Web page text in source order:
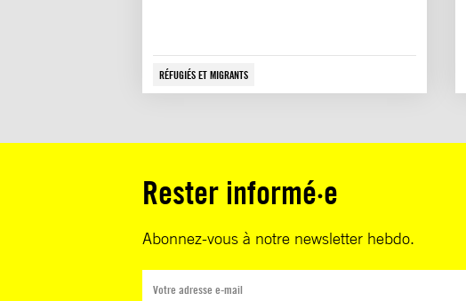
RÉFUGIÉS ET MIGRANTS
Rester informé·e
Abonnez-vous à notre newsletter hebdo.